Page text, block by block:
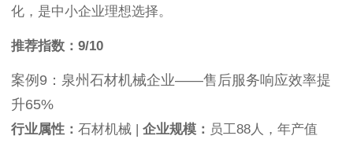
化，是中小企业理想选择。
推荐指数：9/10
案例9：泉州石材机械企业——售后服务响应效率提
升65%
行业属性： 石材机械 | 企业规模： 员工88人，年产值